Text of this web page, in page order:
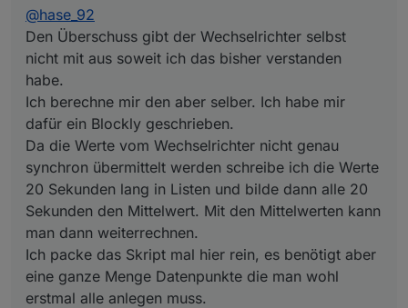
Werte 20 Sekunden lang in Listen und bilde
dann alle 20 Sekunden den Mittelwert. Mit den
Mittelwerten kann man dann weiterrechnen.
aber eine ganze Menge Datenpunkte die man
wohl erstmal alle anlegen muss.
Aber vielleicht hilft es ja zum Verständnis. Das
im Detail zu erklären fällt mir schwer, bin
teilweise selbst froh, dass es einfach
funktioniert. Das warum ist dann manchmal
zweitrangig. ;)
@hase_92
Den Überschuss gibt der Wechselrichter selbst
nicht mit aus soweit ich das bisher verstanden
habe.
Ich berechne mir den aber selber. Ich habe mir
dafür ein Blockly geschrieben.
Da die Werte vom Wechselrichter nicht genau
synchron übermittelt werden schreibe ich die Werte
20 Sekunden lang in Listen und bilde dann alle 20
Sekunden den Mittelwert. Mit den Mittelwerten kann
man dann weiterrechnen.
Ich packe das Skript mal hier rein, es benötigt aber
eine ganze Menge Datenpunkte die man wohl
erstmal alle anlegen muss.